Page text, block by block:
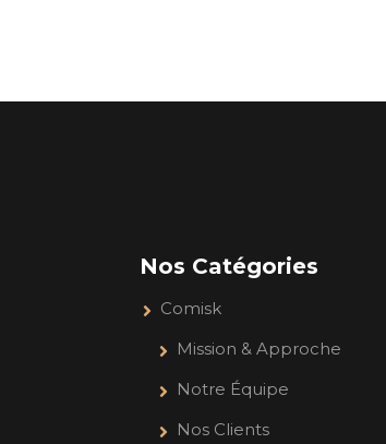
Nos Catégories
Comisk
Mission & Approche
Notre Équipe
Nos Clients